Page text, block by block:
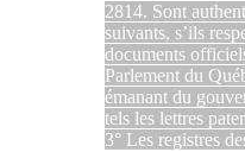
2814. Sont
suivants, s’ils
documents
Parlement du
émanant du
tels les lettres
3° Les registres